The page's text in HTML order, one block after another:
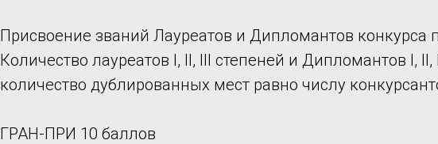
Присвоение званий Лауреатов и Дипломантов конкурса
Количество лауреатов I, II, III степеней и Дипломантов I,
количество дублированных мест равно числу
ГРАН-ПРИ 10 баллов